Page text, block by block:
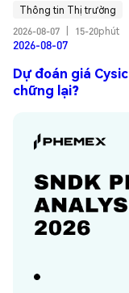
Thông tin Thị trường
2026-08-07
15-20phút
2026-08-07
Dự đoán giá
chững lại?